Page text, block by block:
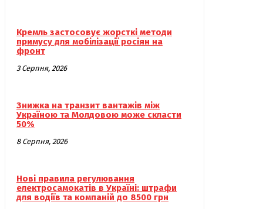
Кремль застосовує жорсткі методи
примусу для мобілізації росіян на
фронт
3 Серпня, 2026
Знижка на транзит вантажів між
Україною та Молдовою може скласти
50%
8 Серпня, 2026
Нові правила регулювання
електросамокатів в Україні: штрафи
для водіїв та компаній до 8500 грн